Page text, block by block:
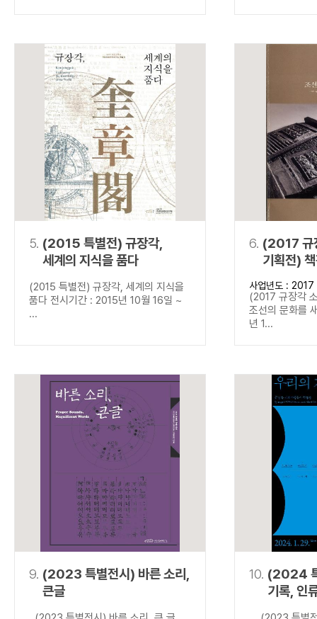
5. (2015 특별전) 규장각,
세계의 지식을 품다
(2015 특별전) 규장각, 세계의 지식을
품다 전시기간 : 2015년 10월 16일 ~
...
6. (2017 규
기획전)
새기다
사업년도 : 2017
(2017 규장각
조선의 문화를
년 1...
9. (2023 특별전시) 바른 소리,
큰글
10. (2024
기록, 인